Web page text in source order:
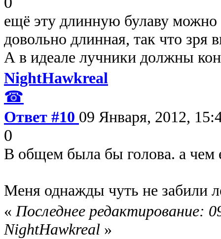
ещё эту длинную булаву можно
довольно длинная, так что зря
А в идеале лучники должны
NightHawkreal
☎
Ответ #10 09 Января, 2012,
0
В общем была бы голова. а чем
Меня однажды чуть не забили
« Последнее редактирование:
NightHawkreal »